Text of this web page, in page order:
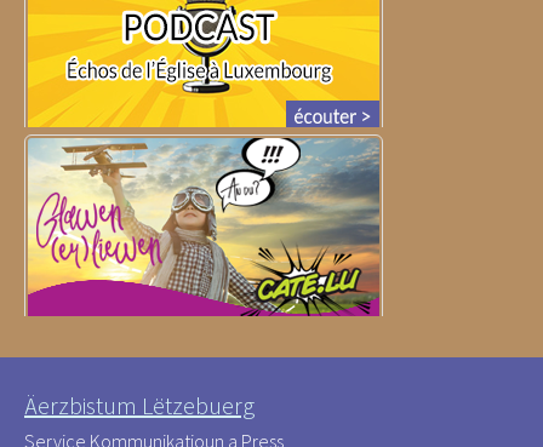
Äerzbistum Lëtzebuerg
Service Kommunikatioun a Press